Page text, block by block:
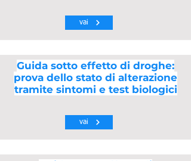
vai
Guida sotto effetto di droghe:
prova dello stato di alterazione
tramite sintomi e test biologici
vai